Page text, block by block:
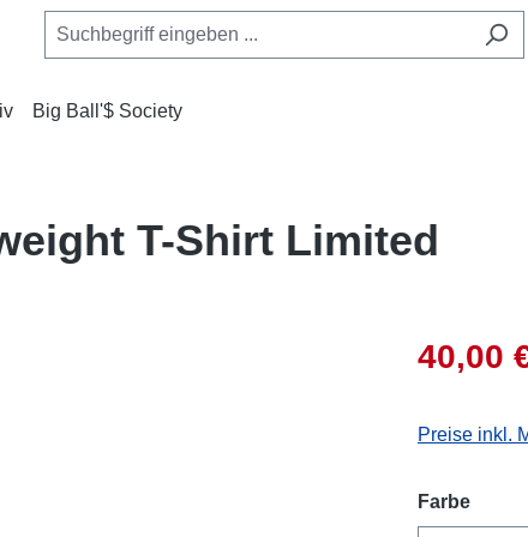
Big Ball'$ Society
T-Shirt Limited
40,00
Preise inkl.
Farbe